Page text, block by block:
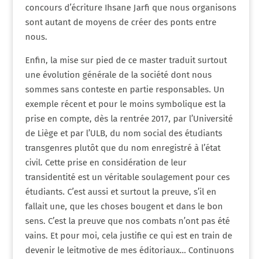
concours d’écriture Ihsane Jarfi que nous organisons
sont autant de moyens de créer des ponts entre
nous.
Enfin, la mise sur pied de ce master traduit surtout
une évolution générale de la société dont nous
sommes sans conteste en partie responsables. Un
exemple récent et pour le moins symbolique est la
prise en compte, dès la rentrée 2017, par l’Université
de Liège et par l’ULB, du nom social des étudiants
transgenres plutôt que du nom enregistré à l’état
civil. Cette prise en considération de leur
transidentité est un véritable soulagement pour ces
étudiants. C’est aussi et surtout la preuve, s’il en
fallait une, que les choses bougent et dans le bon
sens. C’est la preuve que nos combats n’ont pas été
vains. Et pour moi, cela justifie ce qui est en train de
devenir le leitmotive de mes éditoriaux… Continuons